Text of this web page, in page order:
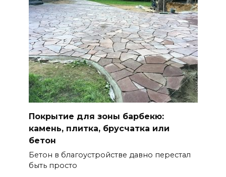
Покрытие для зоны барбекю:
камень, плитка, брусчатка или
бетон
Бетон в благоустройстве давно перестал
быть просто